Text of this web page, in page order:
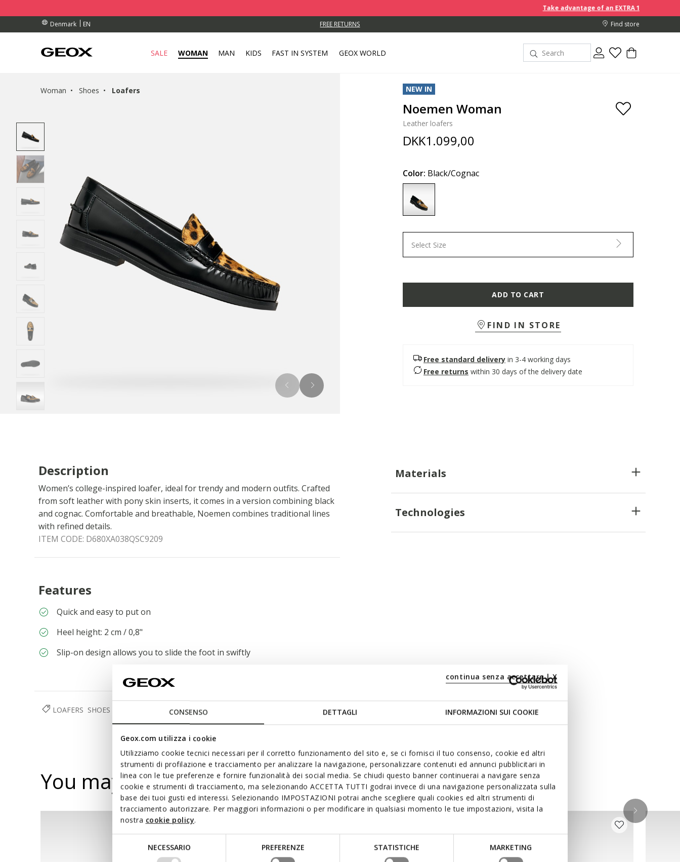
CONSENSO DETTAGLI INFORMAZIONI SUI COOKIE
Geox.com utilizza i cookie
Utilizziamo cookie tecnici necessari per il corretto funzionamento del sito e, se ci fornisci il tuo consenso, cookie ed altri
strumenti di profilazione e tracciamento per analizzare la navigazione, personalizzare contenuti ed annunci pubblicitari in
linea con le tue preferenze e fornire funzionalità dei social media. Se chiudi questo banner continuerai a navigare senza
cookie e strumenti di tracciamento, ma selezionando ACCETTA TUTTI godrai invece di una navigazione personalizzata sulla
base dei tuoi gusti ed interessi. Selezionando IMPOSTAZIONI potrai anche scegliere quali cookies ed altri strumenti di
tracciamento autorizzare. Per maggiori informazioni o per modificare in qualsiasi momento le tue impostazioni, visita la
nostra cookie policy.
NECESSARIO PREFERENZE STATISTICHE MARKETING
continua senza accettare | X
Take advantage of an EXTRA 10% off discount prices
Denmark
EN
OVER Dkk 700,00 FREE RETURNS
COLLECTION POINT.
OVER Dkk 700,00 Find store
SALE WOMAN MAN KIDS FAST IN SYSTEM GEOX WORLD
Woman Shoes Loafers NEW IN
Noemen Woman
Leather loafers
DKK1.099,00
Color: Black/Cognac
Select Size
ADD TO CART
FIND IN STORE
Free standard delivery in 3-4 working days
Free returns within 30 days of the delivery date
Description
Women’s college-inspired loafer, ideal for trendy and modern outfits. Crafted
from soft leather with pony skin inserts, it comes in a version combining black
and cognac. Comfortable and breathable, Noemen combines traditional lines
with refined details.
ITEM CODE: D680XA038QSC9209
Features
Quick and easy to put on
Heel height: 2 cm / 0,8"
Slip-on design allows you to slide the foot in swiftly
Materials
Technologies
LOAFERS SHOES
You may also like